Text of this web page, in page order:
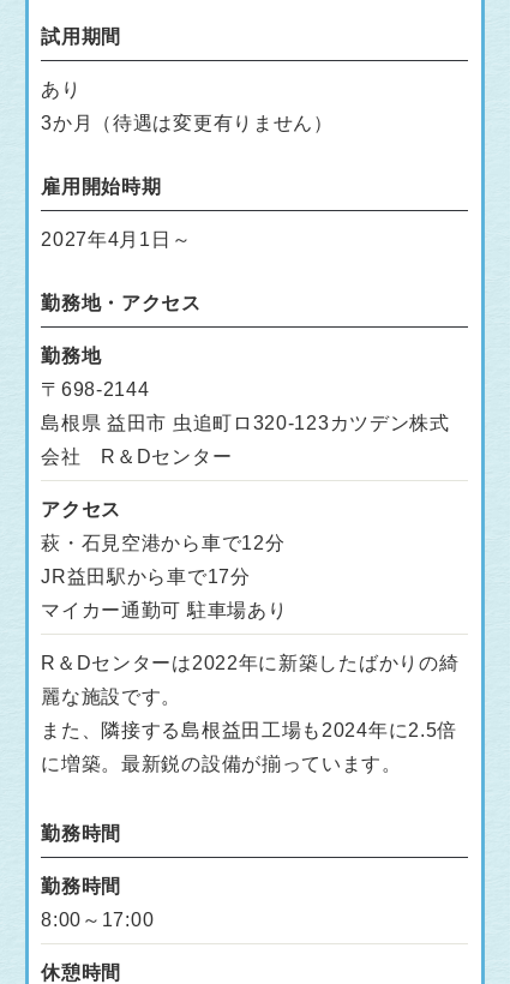
試用期間
あり
3か月（待遇は変更有りません）
雇用開始時期
2027年4月1日～
勤務地・アクセス
勤務地
〒698-2144
島根県 益田市 虫追町ロ320-123カツデン株式
会社 R＆Dセンター
アクセス
萩・石見空港から車で12分
JR益田駅から車で17分
マイカー通勤可 駐車場あり
R＆Dセンターは2022年に新築したばかりの綺
麗な施設です。
また、隣接する島根益田工場も2024年に2.5倍
に増築。最新鋭の設備が揃っています。
勤務時間
勤務時間
8:00～17:00
休憩時間